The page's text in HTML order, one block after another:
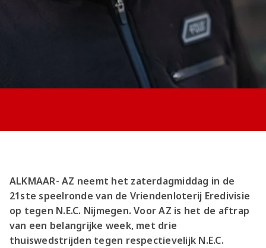
Jong AZ
Seizoenkaart
ALKMAAR- AZ neemt het zaterdagmiddag in de
21ste speelronde van de Vriendenloterij Eredivisie
op tegen N.E.C. Nijmegen. Voor AZ is het de aftrap
van een belangrijke week, met drie
thuiswedstrijden tegen respectievelijk N.E.C.